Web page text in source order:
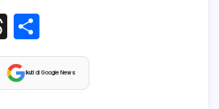
T
hr
e
h
ar
Ikuti di Google News